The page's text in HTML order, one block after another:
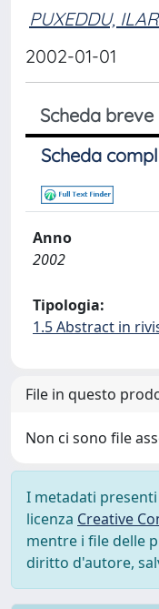
PUXEDDU,
2002-01-01
Scheda breve
Scheda
Anno
2002
Tipologia:
1.5 Abstract in
File in questo
Non ci sono file
I metadati presenti
licenza Creative
mentre i file delle
diritto d'autore,